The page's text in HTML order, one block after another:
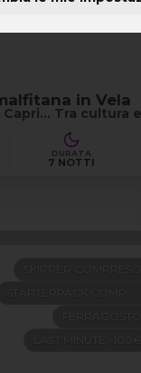
in Vela
Tra cultura
DURATA
7 NOTTI